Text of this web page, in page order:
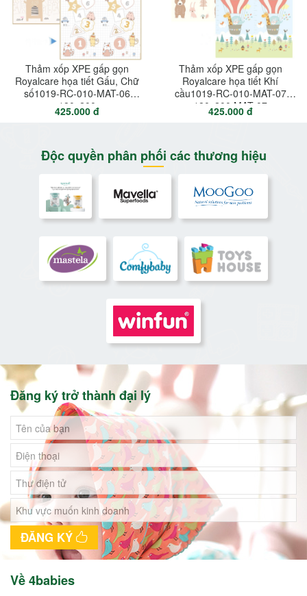
Thảm xốp XPE gấp gọn
Royalcare họa tiết Gấu, Chữ
số1019-RC-010-MAT-06
180x200
425.000 đ
Thảm xốp XPE gấp gọn
Royalcare họa tiết Khí
cầu1019-RC-010-MAT-07
180x200 MAT-07
425.000 đ
Độc quyền phân phối các thương hiệu
Đăng ký trở thành đại lý
ĐĂNG KÝ
Về 4babies